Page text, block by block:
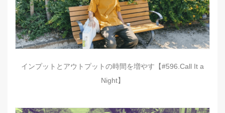
インプットとアウトプットの時間を増やす【#596.Call It a
Night】